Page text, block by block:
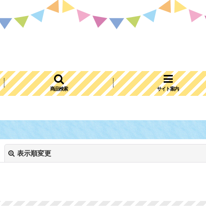
商品検索 サイト案内
表示順変更